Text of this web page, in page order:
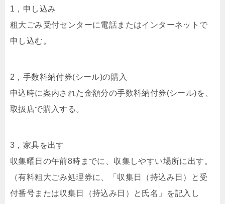
1，申し込み
粗大ごみ受付センターに電話またはインターネットで
申し込む。
2，手数料納付券(シール)の購入
申込時に案内された金額分の手数料納付券(シール)を、
取扱店で購入する。
3，家具を出す
収集曜日の午前8時までに、収集しやすい場所に出す。
（有料粗大ごみ処理券に、「収集日（持込み日）と受
付番号または収集日（持込み日）と氏名」を記入し